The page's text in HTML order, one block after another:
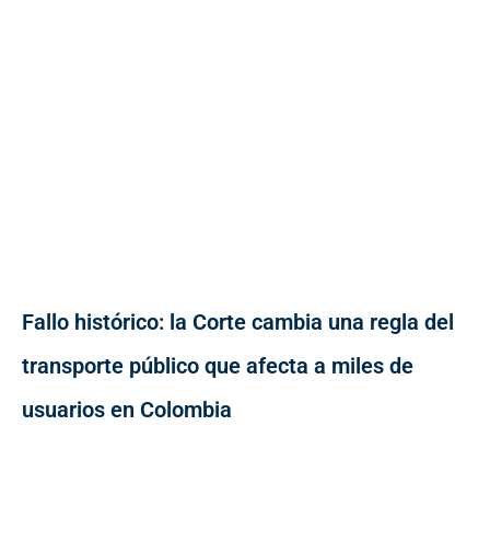
Fallo histórico: la Corte cambia una regla del
transporte público que afecta a miles de
usuarios en Colombia